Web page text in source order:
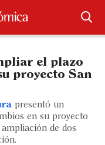
el plazo
proyecto San
presentó un
en su proyecto
de dos